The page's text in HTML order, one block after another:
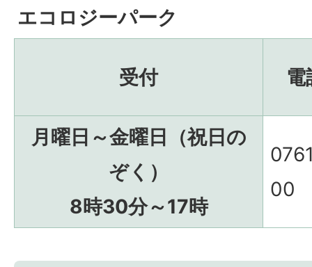
エコロジーパーク
受付 電
月曜日～金曜日（祝日の
ぞく）
8時30分～17時
00